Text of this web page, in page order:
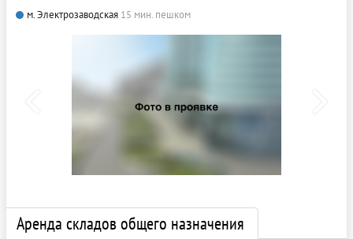
м. Электрозаводская 15 мин. пешком
Аренда складов общего назначения